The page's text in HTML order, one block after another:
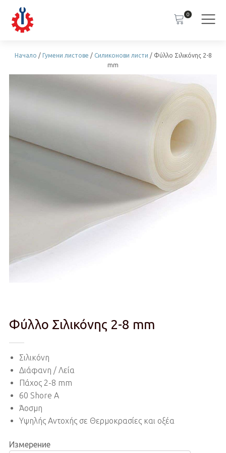
0
Начало / Гумени листове / Силиконови листи / Φύλλο Σιλικόνης 2-8
mm
Φύλλο Σιλικόνης 2-8 mm
Σιλικόνη
Διάφανη / Λεία
Πάχος 2-8 mm
60 Shore A
Άοσμη
Υψηλής Αντοχής σε Θερμοκρασίες και οξέα
Измерение